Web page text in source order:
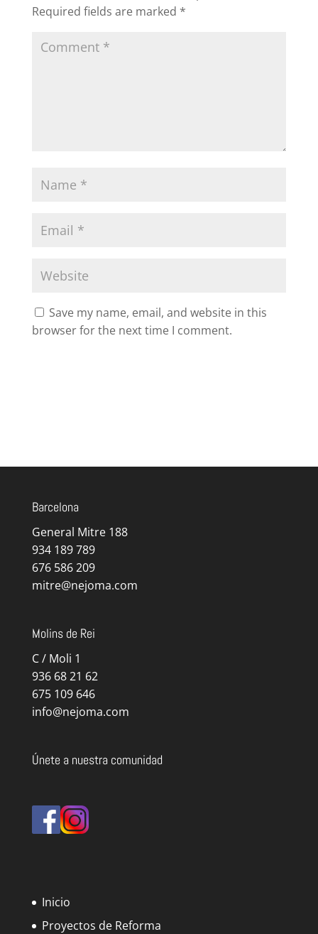
Required fields are marked *
Save my name, email, and website in this
browser for the next time I comment.
Barcelona
General Mitre 188
934 189 789
676 586 209
mitre@nejoma.com
Molins de Rei
C / Moli 1
936 68 21 62
675 109 646
info@nejoma.com
Únete a nuestra comunidad
Inicio
Proyectos de Reforma